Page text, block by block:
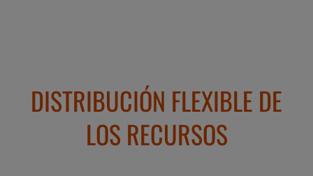
DISTRIBUCIÓN FLEXIBLE DE
LOS RECURSOS